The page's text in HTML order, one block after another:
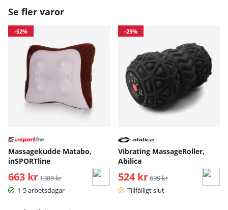
Se fler varor
-52%
Massagekudde Matabo,
inSPORTline
663 kr Ordinarie pris:
1389 kr
1-5 arbetsdagar
-25%
Vibrating MassageRoller,
Abilica
524 kr Ordinarie pris:
699 kr
Tillfälligt slut